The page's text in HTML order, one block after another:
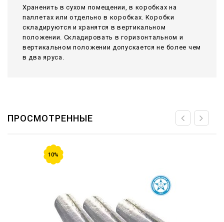
Храненить в сухом помещении, в коробках на
паллетах или отдельно в коробках. Коробки
складируются и хранятся в вертикальном
положении. Складировать в горизонтальном и
вертикальном положении допускается не более чем
в два яруса.
ПРОСМОТРЕННЫЕ
10%